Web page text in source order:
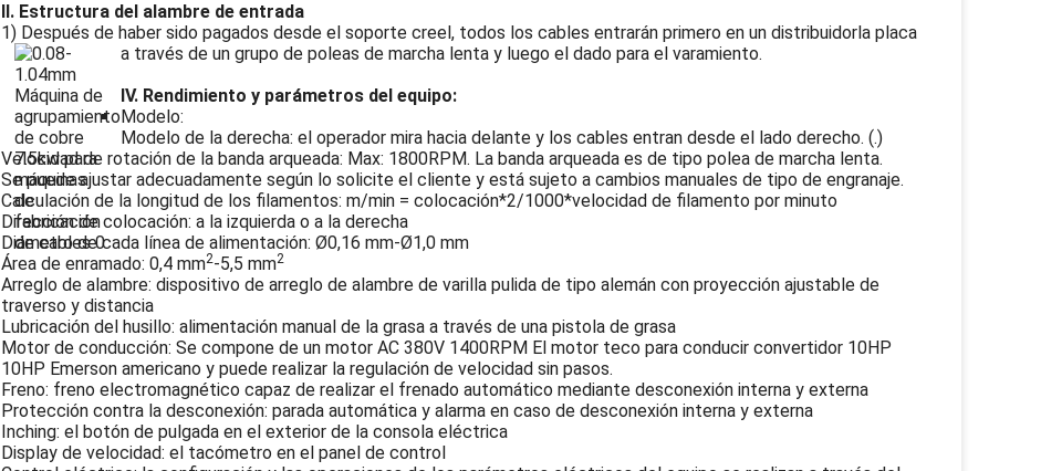
II. Estructura del alambre de entrada
1) Después de haber sido pagados desde el soporte creel, todos los cables entrarán primero en un distribuidorla placa
a través de un grupo de poleas de marcha lenta y luego el dado para el varamiento.
IV. Rendimiento y parámetros del equipo:
Modelo:
Modelo de la derecha: el operador mira hacia delante y los cables entran desde el lado derecho. (.)
Velocidad de rotación de la banda arqueada: Max: 1800RPM. La banda arqueada es de tipo polea de marcha lenta.
Se puede ajustar adecuadamente según lo solicite el cliente y está sujeto a cambios manuales de tipo de engranaje.
Calculación de la longitud de los filamentos: m/min = colocación*2/1000*velocidad de filamento por minuto
Dirección de colocación: a la izquierda o a la derecha
Diámetro de cada línea de alimentación: Ø0,16 mm-Ø1,0 mm
Área de enramado: 0,4 mm2-5,5 mm2
Arreglo de alambre: dispositivo de arreglo de alambre de varilla pulida de tipo alemán con proyección ajustable de
traverso y distancia
Lubricación del husillo: alimentación manual de la grasa a través de una pistola de grasa
Motor de conducción: Se compone de un motor AC 380V 1400RPM El motor teco para conducir convertidor 10HP
10HP Emerson americano y puede realizar la regulación de velocidad sin pasos.
Freno: freno electromagnético capaz de realizar el frenado automático mediante desconexión interna y externa
Protección contra la desconexión: parada automática y alarma en caso de desconexión interna y externa
Inching: el botón de pulgada en el exterior de la consola eléctrica
Display de velocidad: el tacómetro en el panel de control